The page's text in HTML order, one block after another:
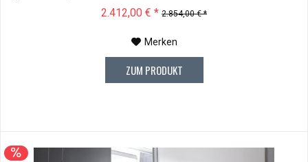
starke und behagliche Aura. Dieses Massivholz Wasserbett...
2.412,00 € * 2.854,00 € *
Merken
ZUM PRODUKT